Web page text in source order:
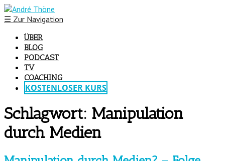
☰ Zur Navigation
ÜBER
BLOG
PODCAST
TV
COACHING
KOSTENLOSER KURS
Schlagwort: Manipulation
durch Medien